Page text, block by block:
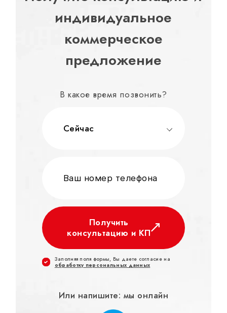
индивидуальное
коммерческое
предложение
В какое время позвонить?
Сейчас
Получить
консультацию и КП
Заполняя поля формы, Вы даете согласие на
обработку персональных данных
Или напишите: мы онлайн